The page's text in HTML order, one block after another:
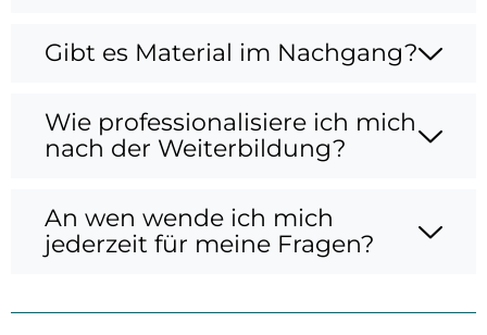
Gibt es Material im Nachgang?
Wie professionalisiere ich mich
nach der Weiterbildung?
An wen wende ich mich
jederzeit für meine Fragen?